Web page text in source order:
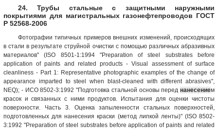
24. Трубы стальные с защитными наружными
покрытиями для магистральных газонефтепроводов ГОСТ
Р 52568-2006
Фотографии типичных примеров внешних изменений, происходящих
в стали в результате струйной очистки с помощью различных абразивных
материалов" (ISO 8501-1:1994 "Preparation of steel substrates before
application of paints and related products - Visual assessment of surface
cleanliness - Part 1: Representative photographic examples of the change of
appearance imparted to steel when blast-cleaned with different abrasives",
NEQ); - ИСО 8502-3:1992 "Подготовка стальной основы перед нанесением
красок и связанных с ними продуктов. Испытания для оценки чистоты
поверхности. Часть 3. Оценка запыленности стальных поверхностей,
подготовленных для нанесения краски (метод липкой ленты)" (ISO 8502-
3:1992 "Preparation of steel substrates before application of paints and related